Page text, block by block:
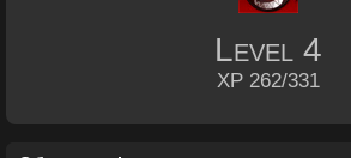
Level 4
XP 262/331